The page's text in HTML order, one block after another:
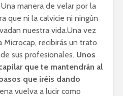
Una manera de velar por la
que ni la calvicie ni ningún
nuestra vida.Una vez
recibirás un trato
sus profesionales. Unos
que te mantendrán al
que iréis dando
vuelva a lucir como